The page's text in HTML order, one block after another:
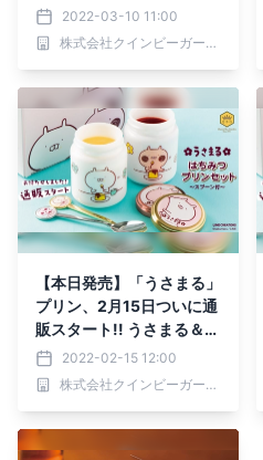
でほっこり癒しのおやつタ
イム♪【スイーツショップ
Lady Bear】
2022-03-10 11:00
株式会社クインビーガーデン
【本日発売】「うさまる」
プリン、2月15日ついに通
販スタート!! うさまる＆う
さこのスプーン・BOX付
き豪華セットをご自宅にお
届け♪【自然派スイーツシ
2022-02-15 12:00
株式会社クインビーガーデン